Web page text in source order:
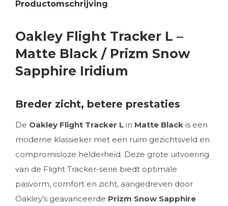
Productomschrijving
Oakley Flight Tracker L –
Matte Black / Prizm Snow
Sapphire Iridium
Breder zicht, betere prestaties
De Oakley Flight Tracker L in Matte Black is een
moderne klassieker met een ruim gezichtsveld en
compromisloze helderheid. Deze grote uitvoering
van de Flight Tracker-serie biedt optimale
pasvorm, comfort en zicht, aangedreven door
Oakley’s geavanceerde Prizm Snow Sapphire